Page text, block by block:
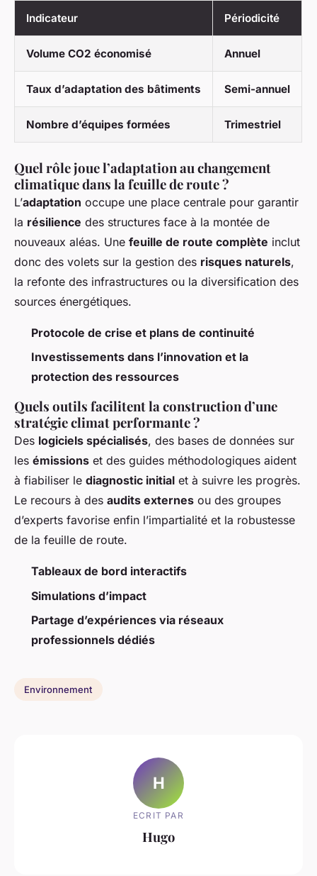
Indicateur Périodicité
Volume CO2 économisé Annuel
Taux d’adaptation des bâtiments Semi-annuel
Nombre d’équipes formées Trimestriel
Quel rôle joue l’adaptation au changement
climatique dans la feuille de route ?
L’adaptation occupe une place centrale pour garantir
la résilience des structures face à la montée de
nouveaux aléas. Une feuille de route complète inclut
donc des volets sur la gestion des risques naturels,
la refonte des infrastructures ou la diversification des
sources énergétiques.
Protocole de crise et plans de continuité
Investissements dans l’innovation et la
protection des ressources
Quels outils facilitent la construction d’une
stratégie climat performante ?
Des logiciels spécialisés, des bases de données sur
les émissions et des guides méthodologiques aident
à fiabiliser le diagnostic initial et à suivre les progrès.
Le recours à des audits externes ou des groupes
d’experts favorise enfin l’impartialité et la robustesse
de la feuille de route.
Tableaux de bord interactifs
Simulations d’impact
Partage d’expériences via réseaux
professionnels dédiés
Environnement
H
ECRIT PAR
Hugo